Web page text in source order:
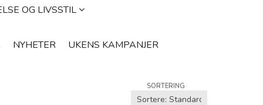
OG LIVSSTIL
NYHETER UKENS KAMPANJER
SORTERING